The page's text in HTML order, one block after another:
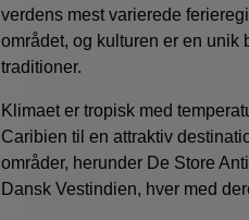
verdens mest varierede
området, og kulturen er en
traditioner.
Klimaet er tropisk med
Caribien til en attraktiv
områder, herunder De Store
Dansk Vestindien, hver med